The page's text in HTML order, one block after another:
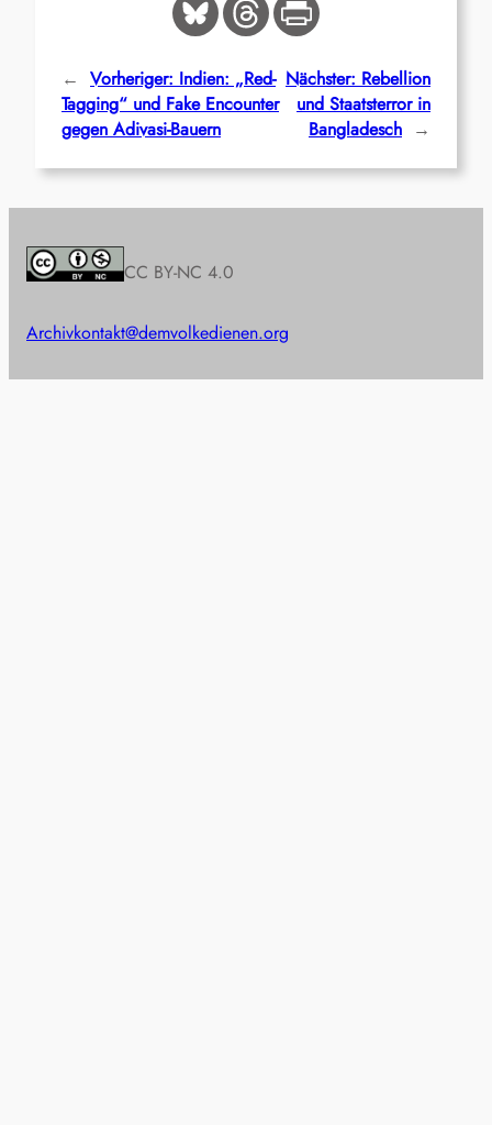
← Vorheriger: Indien: „Red-
Tagging“ und Fake Encounter
gegen Adivasi-Bauern
Nächster: Rebellion
und Staatsterror in
Bangladesch →
CC BY-NC 4.0
Archivkontakt@demvolkedienen.org